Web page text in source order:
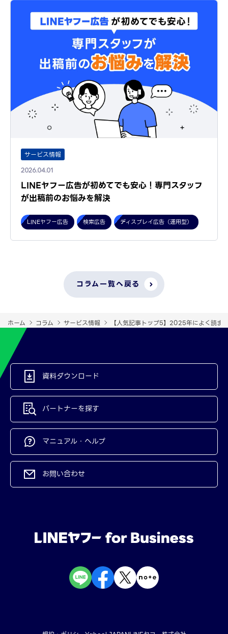
サービス情報
2026.04.01
LINEヤフー広告が初めてでも安心！専門スタッフ
が出稿前のお悩みを解決
LINEヤフー広告 検索広告 ディスプレイ広告（運用型）
コラム一覧へ戻る
ホーム コラム サービス情報 【人気記事トップ5】2025年によく読ま
資料ダウンロード
パートナーを探す
マニュアル・ヘルプ
お問い合わせ